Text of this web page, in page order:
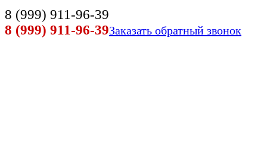
8 (999) 911-96-39
8 (999) 911-96-39Заказать обратный звонок